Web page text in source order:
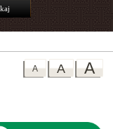
A
A
A